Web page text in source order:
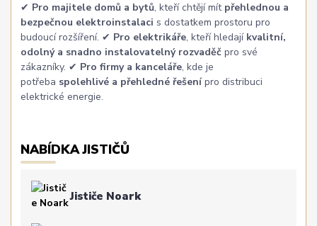
✔ Pro majitele domů a bytů, kteří chtějí mít přehlednou a
bezpečnou elektroinstalaci s dostatkem prostoru pro
budoucí rozšíření. ✔ Pro elektrikáře, kteří hledají kvalitní,
odolný a snadno instalovatelný rozvaděč pro své
zákazníky. ✔ Pro firmy a kanceláře, kde je
potřeba spolehlivé a přehledné řešenípro distribuci
elektrické energie.
NABÍDKA JISTIČŮ
Jističe Noark